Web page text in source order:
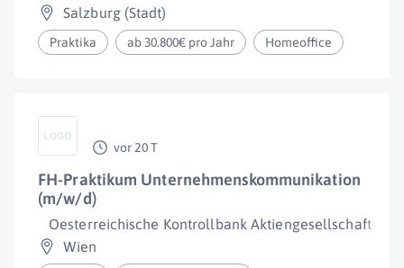
Salzburg (Stadt)
Praktika ab 30.800€ pro Jahr Homeoffice
vor 20 T
FH-Praktikum Unternehmenskommunikation
(m/w/d)
Oesterreichische Kontrollbank Aktiengesellschaft
Wien